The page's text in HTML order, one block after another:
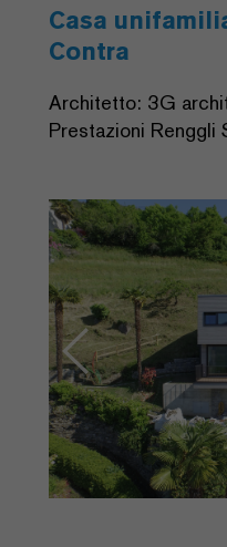
Casa
Contra
Architetto: 3G
Prestazioni Renggli
Previous